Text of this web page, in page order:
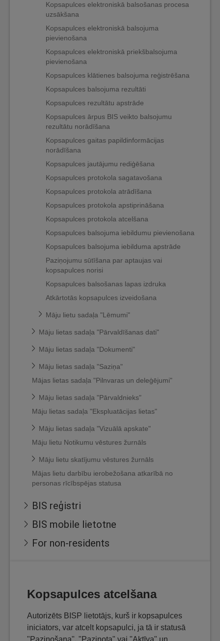
Kopsapulces elektroniskā balsošanas procesa
uzsākšana
Kopsapulces elektroniskā balsojuma
pievienošana
Kopsapulces elektroniskā priekšbalsojuma
pievienošana
Kopsapulces klātienes balsojuma reģistrēšana
Kopsapulces balsojuma rezultāti
Kopsapulces rezultātu apstrāde
Kopsapulces ārpus BIS veikto balsojumu
rezultātu norādīšana
Kopsapulces gaitas papildinformācijas
norādīšana
Kopsapulces jautājumu rediģēšana
Kopsapulces protokola sagatavošana
Kopsapulces protokola atrādīšana
Kopsapulces protokola apstiprināšana
Kopsapulces protokola atcelšana
Kopsapulces balsojuma iebildumu pievienošana
Kopsapulces balsojuma iebilduma apstrāde
Paziņojumu sūtīšana par aptaujas vai
kopsapulces norisi
Kopsapulces balsošanas lapas izdruka
Atkārtotās kopsapulces izveidošana
Māju lietu sadaļa "Lēmumi"
Māju lietas sadaļa "Pārvaldīšanas dati"
Māju lietas sadaļa "Dokumenti"
Māju lietas sadaļa "Saziņa"
Mājas lietas sadaļa "Pilnvaras un deleģējumi"
Māju lietas sadaļa "Pārvaldnieks"
Māju lietas sadaļa "Ekspluatācijas lietas"
Māju lietas sadaļa "Vizuālā apskate"
Māju lietu Notikumu vēstures žurnāls
Māju lietu skatījumu vēstures žurnāls
Mājas lietu darbību ierobežošana atkarībā no
personas rīcībspējas statusa
BIS reģistri
BIS mobile lietotne
For non-residents
Kopsapulces atcelšana
Autorizēts BISP lietotājs, kurš ir kopsapulces
iniciators, var atcelt kopsapulci, ja tā ir statusā
"Paziņošana", "Paziņota" vai "Aktīva" un